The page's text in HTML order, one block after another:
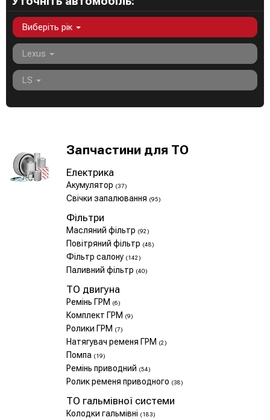
Виберіть рік
Lexus
LS
Запчастини для ТО
Електрика
Акумулятор (37)
Свічки запалювання (95)
Фільтри
Масляний фільтр (92)
Повітряний фільтр (48)
Фільтр салону (142)
Паливний фільтр (40)
ТО двигуна
Ремінь ГРМ (6)
Комплект ГРМ (9)
Ролики ГРМ (7)
Натягувач ременя ГРМ (2)
Помпа (19)
Ремінь приводний (54)
Ролик ременя приводного (38)
ТО гальмівної системи
Колодки гальмівні (183)